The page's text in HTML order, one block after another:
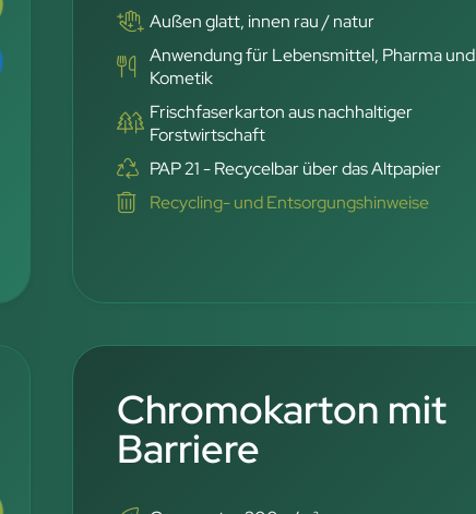
Außen glatt, innen rau / natur
Anwendung für Lebensmittel, Pharma und
Kometik
Frischfaserkarton aus nachhaltiger
Forstwirtschaft
PAP 21 - Recycelbar über das Altpapier
Recycling- und Entsorgungshinweise
Chromokarton mit
Barriere